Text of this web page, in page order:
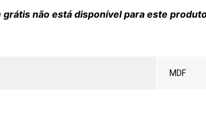
não está disponível para este
MDF